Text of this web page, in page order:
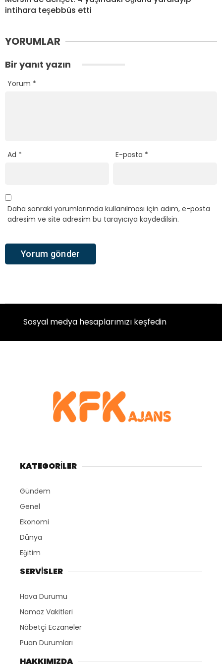
intihara teşebbüs etti
YORUMLAR
Bir yanıt yazın
Yorum *
Ad * E-posta *
Daha sonraki yorumlarımda kullanılması için adım, e-posta
adresim ve site adresim bu tarayıcıya kaydedilsin.
Sosyal medya hesaplarımızı keşfedin
KATEGORİLER
Gündem
Genel
Ekonomi
Dünya
Eğitim
SERVİSLER
Hava Durumu
Namaz Vakitleri
Nöbetçi Eczaneler
Puan Durumları
HAKKIMIZDA